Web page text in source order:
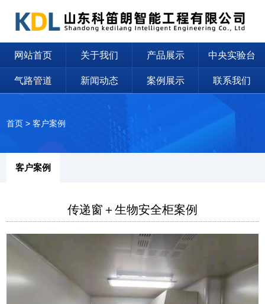
网站首页 关于我们 产品展示 中央实验台
气路管道 新闻动态 案例展示 联系我们
首页 >客户案例
客户案例
传递窗＋生物安全柜案例